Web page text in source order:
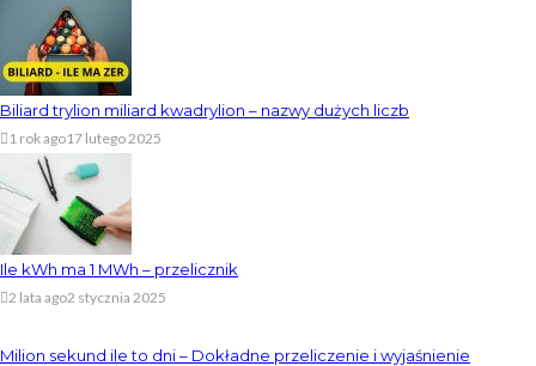
Biliard trylion miliard kwadrylion – nazwy dużych liczb
1 rok ago17 lutego 2025
Ile kWh ma 1 MWh – przelicznik
2 lata ago2 stycznia 2025
Milion sekund ile to dni – Dokładne przeliczenie i wyjaśnienie